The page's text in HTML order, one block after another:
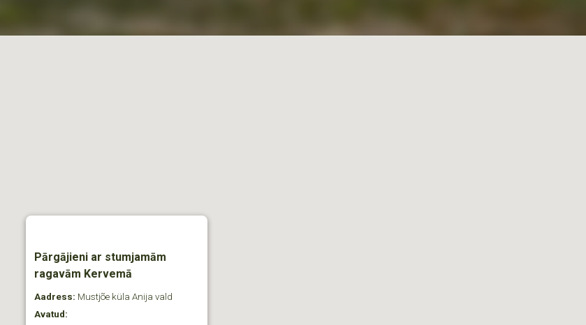
Pārgājieni ar stumjamām
ragavām Kervemā
Aadress: Mustjõe küla Anija vald
Avatud: